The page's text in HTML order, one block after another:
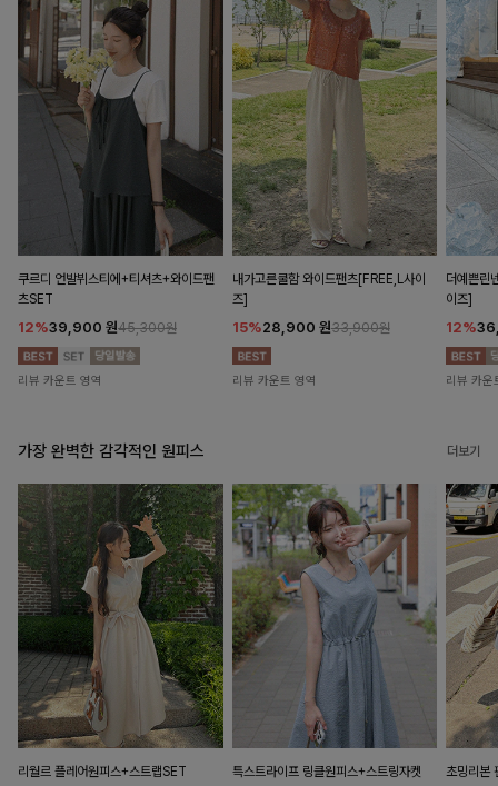
쿠르디 언발뷔스티에+티셔츠+와이드팬
츠SET
12%39,900 원45,300원
리뷰 카운트 영역
내가고른쿨함 와이드팬츠[FREE,L사이
즈]
15%28,900 원33,900원
리뷰 카운트 영역
더예쁜린
이즈]
12%
리뷰 카운
가장 완벽한 감각적인 원피스 더보기
리월르 플레어원피스+스트랩SET
특스트라이프 링클원피스+스트링자켓
초밍리본